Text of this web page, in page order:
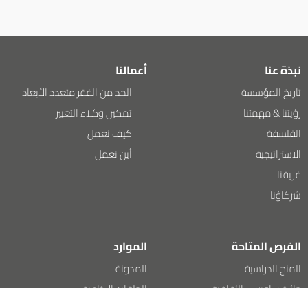
نبذة عنا
تاريخ المؤسسة
رؤيتنا & مهمتنا
الفلسفة
الاستراتيجية
فريقنا
شركاؤنا
أعمالنا
الحد من الفقر متعدد الأبعاد
تمكين وكلاء التغيير
كيف نعمل
أين نعمل
الفرص المتاحة
المنح الدراسية
الموارد
المدونة